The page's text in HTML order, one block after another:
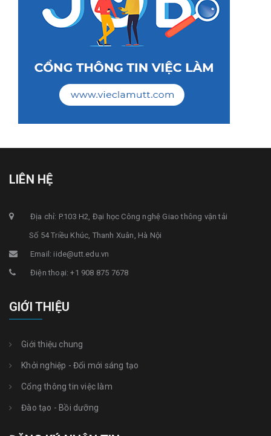
LIÊN HỆ
Địa chỉ: P.103 H2, Đại học Công nghệ Giao thông vận tải
Số 54 Triều Khúc, Thanh Xuân, Hà Nội
Email: iide@utt.edu.vn
Điện thoại: +1 908 875 7678
GIỚI THIỆU
Giới thiệu chung
Khởi nghiệp - Đổi mới sáng tạo
Cổng thông tin việc làm
Đào tạo - Bồi dưỡng